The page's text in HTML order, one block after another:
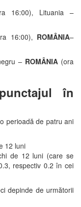
16:00), Lituania –
16:00), ROMÂNIA–
– ROMÂNIA(ora
în
perioadă de patru ani
12 luni
de 12 luni (care se
respectiv 0.2 în cei
depinde de următorii